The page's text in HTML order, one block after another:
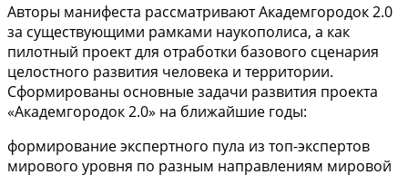
Авторы манифеста рассматривают Академгородок 2.0
за существующими рамками наукополиса, а как
пилотный проект для отработки базового сценария
целостного развития человека и территории.
Сформированы основные задачи развития проекта
«Академгородок 2.0» на ближайшие годы:
формирование экспертного пула из топ-экспертов
мирового уровня по разным направлениям мировой